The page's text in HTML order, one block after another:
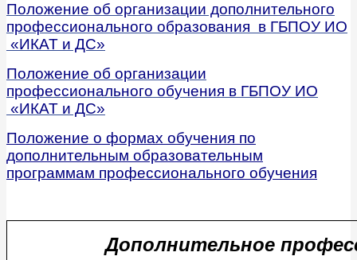
Положение об организации дополнительного
профессионального образования в ГБПОУ ИО
«ИКАТ и ДС»
Положение об организации
профессионального обучения в ГБПОУ ИО
«ИКАТ и ДС»
Положение о формах обучения по
дополнительным образовательным
программам профессионального обучения
Дополнительное